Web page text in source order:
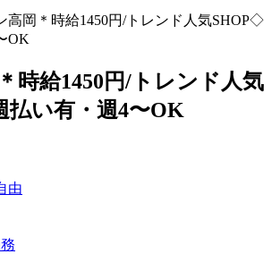
高岡＊時給1450円/トレンド人気SHOP◇
OK
時給1450円/トレンド人気
い有・週4〜OK
由